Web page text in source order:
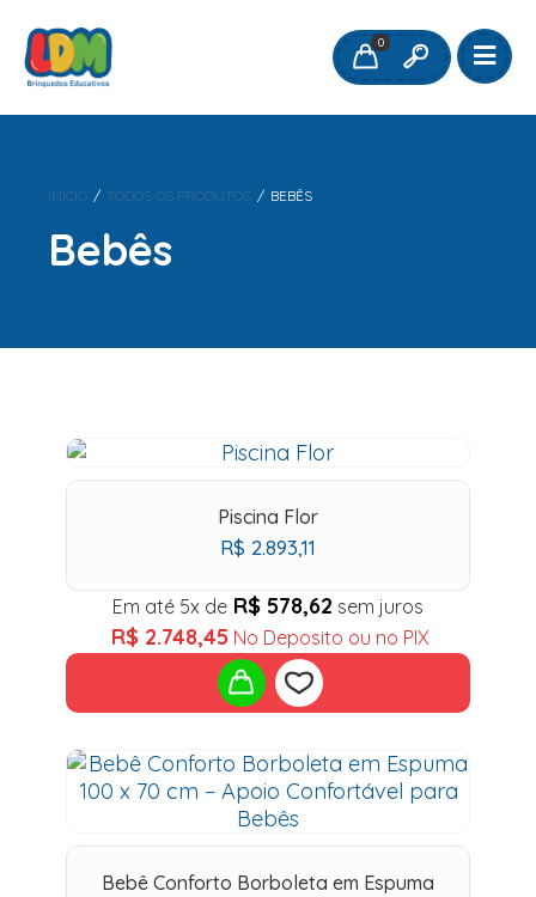
0
INÍCIO / TODOS OS PRODUTOS / BEBÊS
Bebês
Piscina Flor
R$ 2.893,11
Em até 5x de R$ 578,62 sem juros
R$ 2.748,45 No Deposito ou no PIX
Add
to
wishlist
Bebê Conforto Borboleta em Espuma